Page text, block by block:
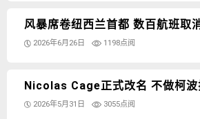
风暴席卷纽西兰首都 数百航班取
2026年6月26日 1198点阅
Nicolas Cage正式改名 不做柯波
2026年5月31日 3055点阅